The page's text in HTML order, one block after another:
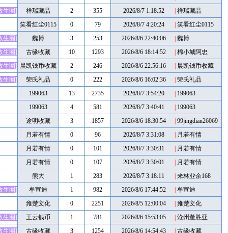
祥瑞藏品
2 355 2026/8/7 1:18:52 祥瑞藏品
生圈]
笑看红尘0115
0 79 2026/8/7 4:20:24 笑看红尘0115
魏博
3 253 2026/8/6 22:40:06 魏博
生圈]
古缘收藏
10 1293 2026/8/6 18:14:52 棉小城阿忠
生圈]
晨凯钱币收藏
2 246 2026/8/6 22:56:16 晨凯钱币收藏
生圈]
荣氏礼品
0 222 2026/8/6 16:02:36 荣氏礼品
生圈]
199063
13 2735 2026/8/7 3:54:20 199063
199063
4 581 2026/8/7 3:40:41 199063
途明收藏
3 1857 2026/8/6 18:30:54 99jingdian26069
月若有情
0 96 2026/8/7 3:31:08 月若有情
月若有情
0 101 2026/8/7 3:30:31 月若有情
月若有情
0 107 2026/8/7 3:30:01 月若有情
熊大
1 283 2026/8/7 3:18:11 来林业余168
牟宣迪
1 982 2026/8/6 17:44:52 牟宣迪
生圈]
雍楚文化
0 2251 2026/8/5 12:00:04 雍楚文化
王云钱币
1 781 2026/8/6 15:53:05 沧州董胜亚
生圈]
古缘收藏
3 1254 2026/8/6 14:54:43 古缘收藏
生圈]